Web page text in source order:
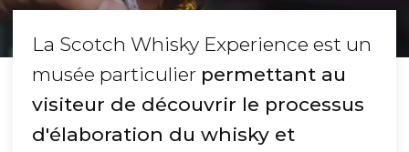
La Scotch Whisky Experience est un
musée particulier permettant au
visiteur de découvrir le processus
d'élaboration du whisky et